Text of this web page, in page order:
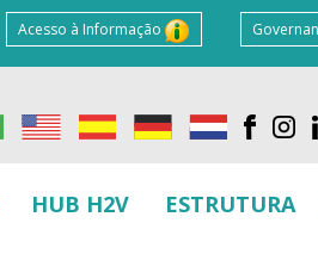
Acesso à Informação
HUB H2V ESTRUTURA